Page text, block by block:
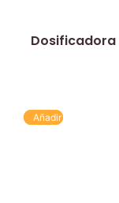
Dosificadora
Añadir